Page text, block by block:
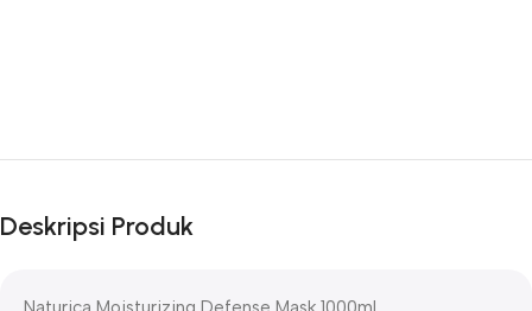
Deskripsi Produk